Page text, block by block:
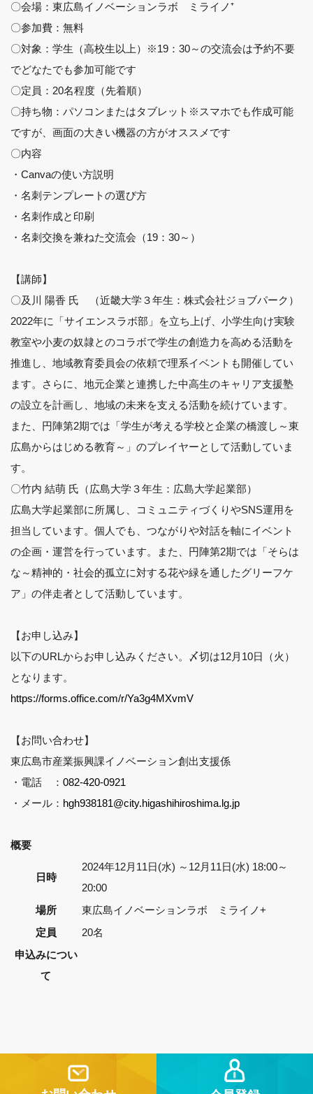
〇会場：東広島イノベーションラボ ミライノ⁺
〇参加費：無料
〇対象：学生（高校生以上）※19：30～の交流会は予約不要
でどなたでも参加可能です
〇定員：20名程度（先着順）
〇持ち物：パソコンまたはタブレット※スマホでも作成可能
ですが、画面の大きい機器の方がオススメです
〇内容
・Canvaの使い方説明
・名刺テンプレートの選び方
・名刺作成と印刷
・名刺交換を兼ねた交流会（19：30～）
【講師】
〇及川 陽香 氏 （近畿大学３年生：株式会社ジョブパーク）
2022年に「サイエンスラボ部」を立ち上げ、小学生向け実験
教室や小麦の奴隷とのコラボで学生の創造力を高める活動を
推進し、地域教育委員会の依頼で理系イベントも開催してい
ます。さらに、地元企業と連携した中高生のキャリア支援塾
の設立を計画し、地域の未来を支える活動を続けています。
また、円陣第2期では「学生が考える学校と企業の橋渡し～東
広島からはじめる教育～」のプレイヤーとして活動していま
す。
〇竹内 結萌 氏（広島大学３年生：広島大学起業部）
広島大学起業部に所属し、コミュニティづくりやSNS運用を
担当しています。個人でも、つながりや対話を軸にイベント
の企画・運営を行っています。また、円陣第2期では「そらは
な～精神的・社会的孤立に対する花や緑を通したグリーフケ
ア」の伴走者として活動しています。
【お申し込み】
以下のURLからお申し込みください。〆切は12月10日（火）
となります。
https://forms.office.com/r/Ya3g4MXvmV
【お問い合わせ】
東広島市産業振興課イノベーション創出支援係
・電話 ： 082-420-0921
・メール： hgh938181@city.higashihiroshima.lg.jp
概要
日時
2024年12月11日(水) ～12月11日(水) 18:00～
20:00
場所
東広島イノベーションラボ ミライノ+
定員
20名
申込みについ
て